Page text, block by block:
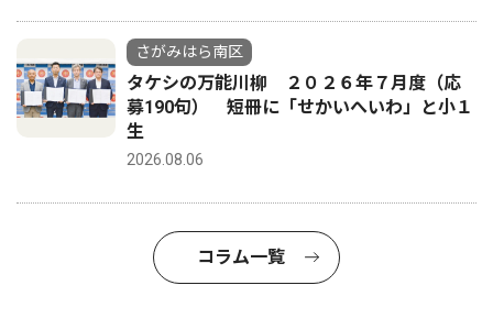
さがみはら南区
タケシの万能川柳 ２０２６年７月度（応
募190句） 短冊に「せかいへいわ」と小１
生
2026.08.06
コラム一覧